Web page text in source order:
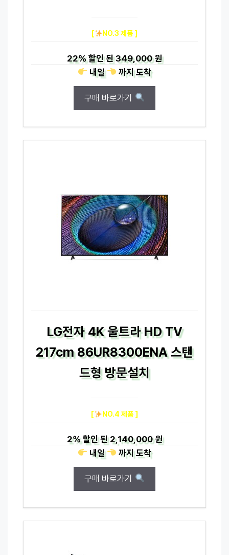
[ NO.3 제품 ]
22%할인 된349,000 원
내일
까지도착
구매 바로가기
LG전자 4K 울트라 HD TV
217cm 86UR8300ENA 스탠
드형 방문설치
[ NO.4 제품 ]
2%할인 된2,140,000 원
내일
까지도착
구매 바로가기